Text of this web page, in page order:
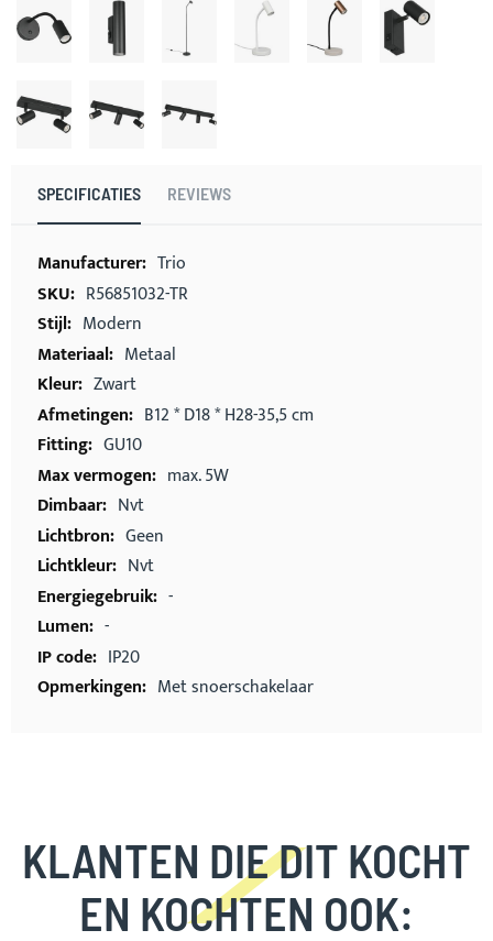
SPECIFICATIES REVIEWS
Meer
informatie
Trio
R56851032-TR
Modern
Metaal
Zwart
B12 * D18 * H28-35,5 cm
GU10
max. 5W
Nvt
Geen
Nvt
-
-
IP20
Met snoerschakelaar
KLANTEN DIE DIT KOCHT
EN KOCHTEN OOK: